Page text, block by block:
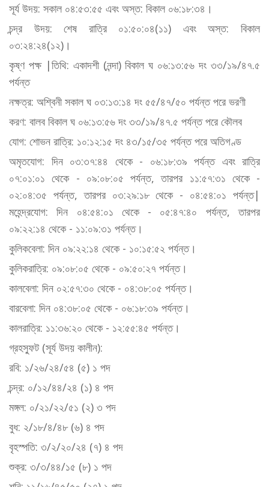
সূর্য উদয়: সকাল ০৪:৫৩:৫৫ এবং অস্ত: বিকাল ০৬:১৮:৩৪।
চন্দ্র উদয়: শেষ রাত্রি ০১:৫০:০৪(১১) এবং অস্ত: বিকাল
০৩:২৪:২৪(১২)।
কৃষ্ণ পক্ষ |তিথি: একাদশী (নন্দা) বিকাল ঘ ০৬:১৩:৫৬ দং ৩৩/১৯/৪৭.৫
পর্যন্ত
নক্ষত্র: অশ্বিনী সকাল ঘ ০৩:১৩:১৪ দং ৫৫/৪৭/৫০ পর্যন্ত পরে ভরণী
করণ: বালব বিকাল ঘ ০৬:১৩:৫৬ দং ৩৩/১৯/৪৭.৫ পর্যন্ত পরে কৌলব
যোগ: শোভন রাত্রি: ১০:১২:১৫ দং ৪৩/১৫/৩৫ পর্যন্ত পরে অতিগণ্ড
অমৃতযোগ: দিন ০৩:৩৭:৪৪ থেকে - ০৬:১৮:৩৯ পর্যন্ত এবং রাত্রি
০৭:০১:০১ থেকে - ০৯:০৮:০৫ পর্যন্ত, তারপর ১১:৫৭:৩১ থেকে -
০২:০৪:৩৫ পর্যন্ত, তারপর ০৩:২৯:১৮ থেকে - ০৪:৫৪:০১ পর্যন্ত|
মহেন্দ্রযোগ: দিন ০৪:৫৪:০১ থেকে - ০৫:৪৭:৪০ পর্যন্ত, তারপর
০৯:২২:১৪ থেকে - ১১:০৯:৩১ পর্যন্ত।
কুলিকবেলা: দিন ০৯:২২:১৪ থেকে - ১০:১৫:৫২ পর্যন্ত।
কুলিকরাত্রি: ০৯:০৮:০৫ থেকে - ০৯:৫০:২৭ পর্যন্ত।
কালবেলা: দিন ০২:৫৭:৩০ থেকে - ০৪:৩৮:০৫ পর্যন্ত।
বারবেলা: দিন ০৪:৩৮:০৫ থেকে - ০৬:১৮:৩৯ পর্যন্ত।
কালরাত্রি: ১১:৩৬:২০ থেকে - ১২:৫৫:৪৫ পর্যন্ত।
গ্রহস্ফুট (সূর্য উদয় কালীন):
রবি: ১/২৬/২৪/৫৪ (৫) ১ পদ
চন্দ্র: ০/১২/৪৪/২৪ (১) ৪ পদ
মঙ্গল: ০/২১/২২/৫১ (২) ৩ পদ
বুধ: ২/১৮/৪/৪৮ (৬) ৪ পদ
বৃহস্পতি: ৩/২/২০/২৪ (৭) ৪ পদ
শুক্র: ৩/৩/৪৪/১৫ (৮) ১ পদ